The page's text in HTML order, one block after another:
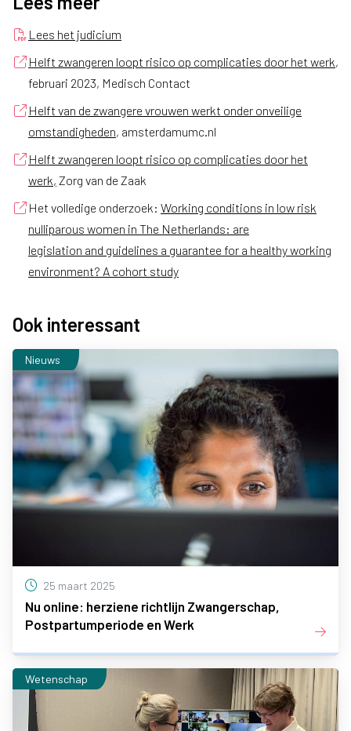
Lees het judicium
Helft zwangeren loopt risico op complicaties door het werk,
februari 2023, Medisch Contact
Helft van de zwangere vrouwen werkt onder onveilige
omstandigheden, amsterdamumc.nl
Helft zwangeren loopt risico op complicaties door het
werk, Zorg van de Zaak
Het volledige onderzoek: Working conditions in low risk
nulliparous women in The Netherlands: are
legislation and guidelines a guarantee for a healthy working
environment? A cohort study
Ook interessant
Nu online: herziene richtlijn Zwangerschap,
Postpartumperiode en Werk
25 maart 2025
Nieuws
Wetenschap